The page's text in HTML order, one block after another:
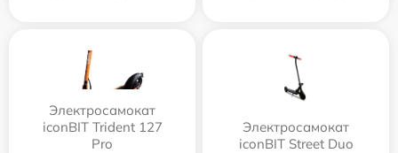
Электросамокат
iconBIT Trident 127
Pro
Электросамокат
iconBIT Street Duo